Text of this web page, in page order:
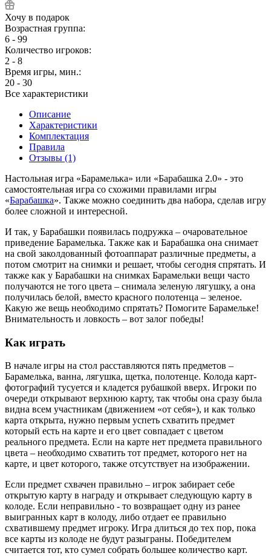
Хочу в подарок
Возрастная группа:
6 - 99
Количество игроков:
2 - 8
Время игры, мин.:
20 - 30
Все характеристики
Описание
Характеристики
Комплектация
Правила
Отзывы (1)
Настольная игра «Барамелька» или «Барабашка 2.0» - это
самостоятельная игра со схожими правилами игры
«Барабашка». Также можно соединить два набора, сделав игру
более сложной и интересной.
И так, у Барабашки появилась подружка – очаровательное
приведение Барамелька. Также как и Барабашка она снимает
на свой заколдованный фотоаппарат различные предметы, а
потом смотрит на снимки и решает, чтобы сегодня спрятать. И
также как у Барабашки на снимках Барамельки вещи часто
получаются не того цвета – снимала зеленую лягушку, а она
получилась белой, вместо красного полотенца – зеленое.
Какую же вещь необходимо спрятать? Помогите Барамельке!
Внимательность и ловкость – вот залог победы!
Как играть
В начале игры на стол расставляются пять предметов –
Барамелька, ванна, лягушка, щетка, полотенце. Колода карт-
фотографий тусуется и кладется рубашкой вверх. Игроки по
очереди открывают верхнюю карту, так чтобы она сразу была
видна всем участникам (движением «от себя»), и как только
карта открыта, нужно первым успеть схватить предмет
который есть на карте и его цвет совпадает с цветом
реального предмета. Если на карте нет предмета правильного
цвета – необходимо схватить тот предмет, которого нет на
карте, и цвет которого, также отсутствует на изображении.
Если предмет схвачен правильно – игрок забирает себе
открытую карту в награду и открывает следующую карту в
колоде. Если неправильно - то возвращает одну из ранее
выигранных карт в колоду, либо отдает ее правильно
схватившему предмет игроку. Игра длиться до тех пор, пока
все карты из колоде не будут разыграны. Победителем
считается тот, кто сумел собрать большее количество карт.